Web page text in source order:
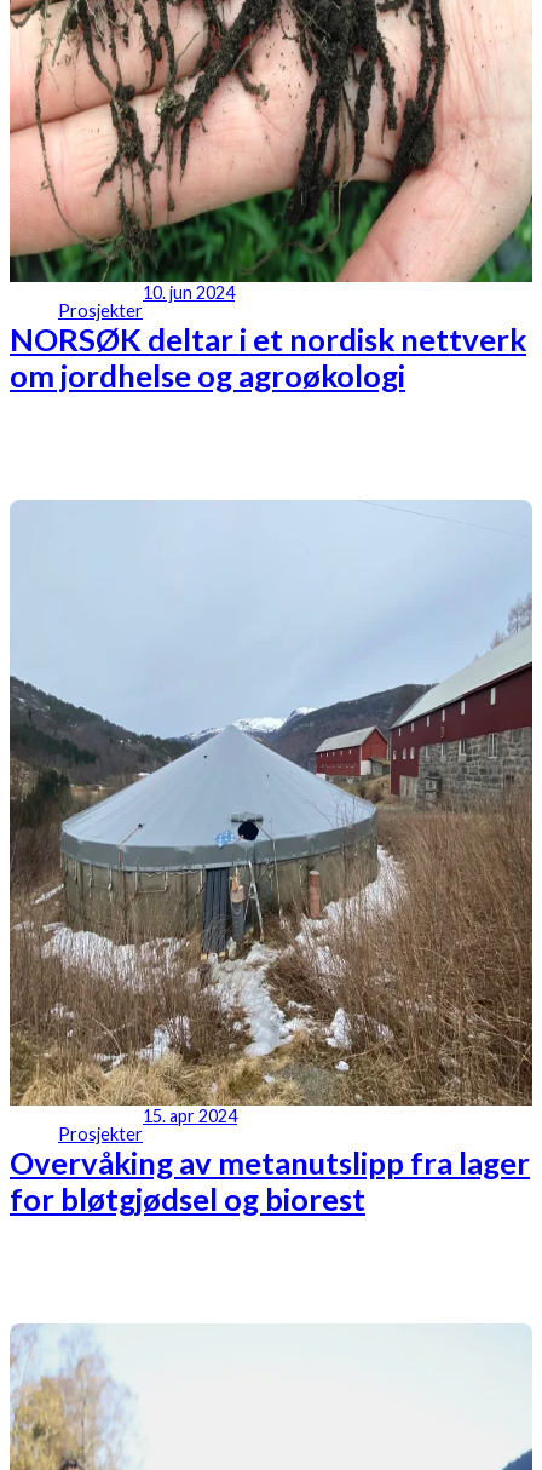
Prosjekter
10. jun 2024
NORSØK deltar i et nordisk nettverk
om jordhelse og agroøkologi
Prosjekter
15. apr 2024
Overvåking av metanutslipp fra lager
for bløtgjødsel og biorest